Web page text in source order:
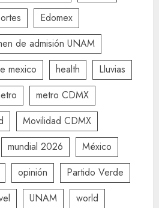
Edomex
de admisión UNAM
mexico health
Lluvias
metro CDMX
Movilidad CDMX
mundial 2026
México
opinión
Partido Verde
UNAM
world